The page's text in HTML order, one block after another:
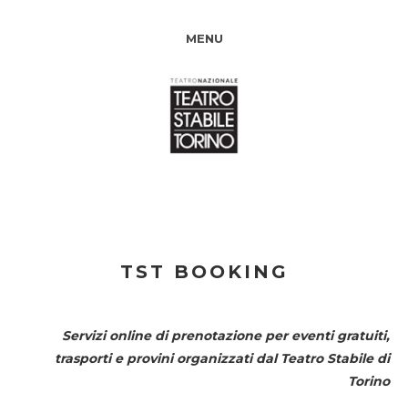
MENU
TST BOOKING
Servizi online di prenotazione per eventi gratuiti,
trasporti e provini organizzati dal Teatro Stabile di
Torino